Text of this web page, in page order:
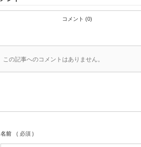
コメント (0)
この記事へのコメントはありません。
名前 ( 必須 )